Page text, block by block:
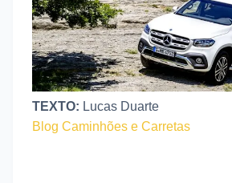
TEXTO: Lucas Duarte
Blog Caminhões e Carretas